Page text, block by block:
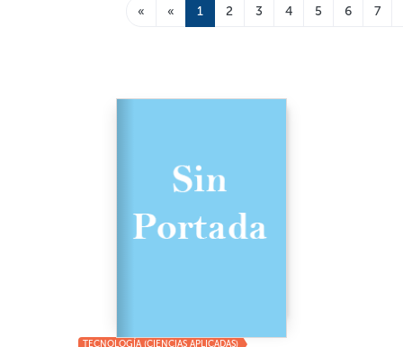
« « 1 2 3 4 5 6 7
TECNOLOGÍA (CIENCIAS APLICADAS)